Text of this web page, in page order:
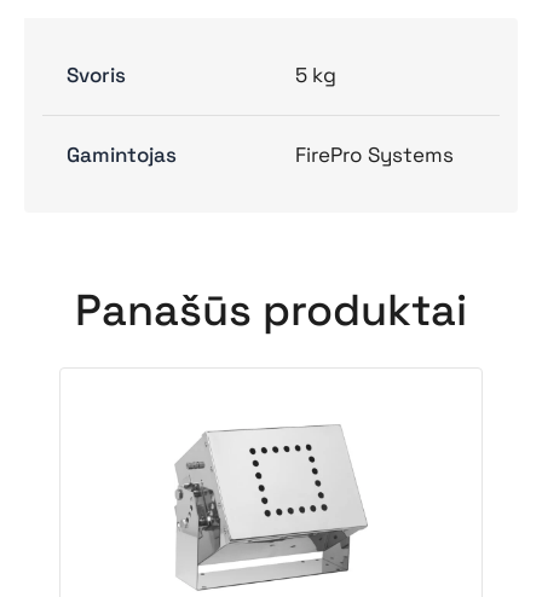
Svoris 5 kg
Gamintojas FirePro Systems
Panašūs produktai